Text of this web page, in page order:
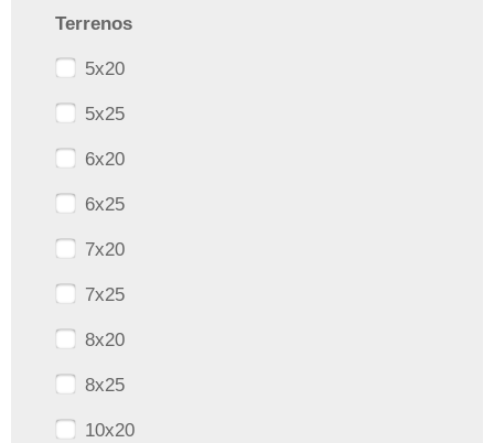
Terrenos
5x20
5x25
6x20
6x25
7x20
7x25
8x20
8x25
10x20